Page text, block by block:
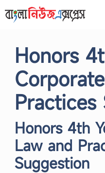
to
Honors
Practices
Honors 4th
Law and
Suggestion